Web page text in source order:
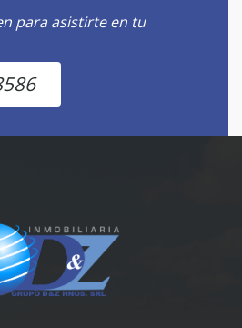
para asistirte en tu